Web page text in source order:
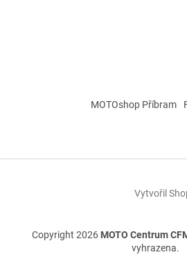
MOTOshop Příbram
Vytvořil
Copyright 2026 MOTO Centrum
vyhrazena.